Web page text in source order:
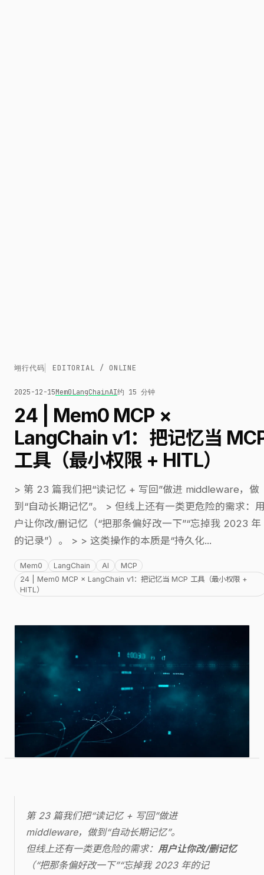
翊行代码 EDITORIAL / ONLINE
2025-12-15Mem0LangChainAI约 15 分钟
24 | Mem0 MCP ×
LangChain v1：把记忆当
工具（最小权限 + HITL）
> 第 23 篇我们把“读记忆 + 写回”做进 middleware，做
到“自动长期记忆”。 > 但线上还有一类更危险的需求：
户让你改/删记忆（“把那条偏好改一下”“忘掉我 2023 年
的记录”）。 > > 这类操作的本质是“持久化...
Mem0 LangChain AI
MCP
24 | Mem0 MCP × LangChain v1：把记忆当 MCP 工具（最小权限 +
HITL）
第 23 篇我们把“读记忆 + 写回”做进
middleware，做到“自动长期记忆”。
但线上还有一类更危险的需求： 用户让你改/删记忆
（“把那条偏好改一下”“忘掉我 2023 年的记